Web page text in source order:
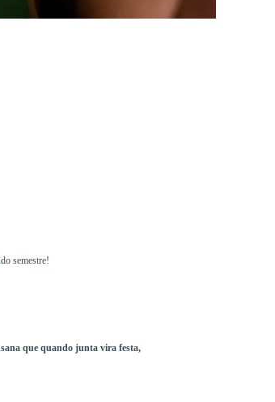
semestre!
que quando junta vira festa,